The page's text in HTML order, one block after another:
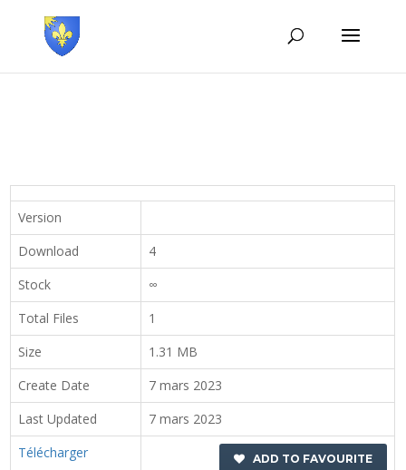
Version
Download
4
Stock
∞
Total Files
1
Size
1.31 MB
Create Date
7 mars 2023
Last Updated
7 mars 2023
Télécharger
ADD TO FAVOURITE